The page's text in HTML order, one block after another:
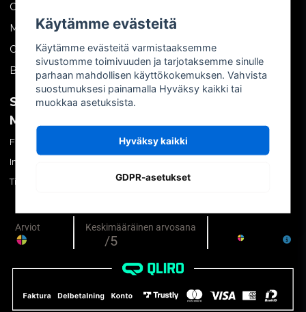
Ota yhteyttä
Meistä
Ostoehdot
Blogi
SOSIAALINEN
MEDIA
Facebook
Instagram
TikTok
Kirjaudu sisään
Käytämme evästeitä
Käytämme evästeitä varmistaaksemme
sivustomme toimivuuden ja tarjotaksemme sinulle
parhaan mahdollisen käyttökokemuksen. Vahvista
suostumuksesi painamalla Hyväksy kaikki tai
muokkaa asetuksista.
Hyväksy kaikki
GDPR-asetukset